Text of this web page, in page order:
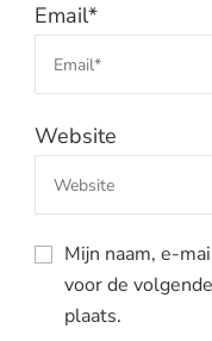
Email*
Website
Mijn naam, e-
voor de
plaats.